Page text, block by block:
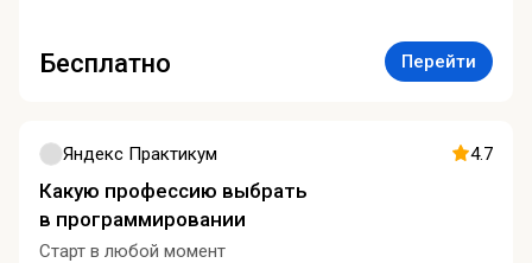
Бесплатно Перейти
Яндекс Практикум 4.7
Какую профессию выбрать
в программировании
Старт в любой момент